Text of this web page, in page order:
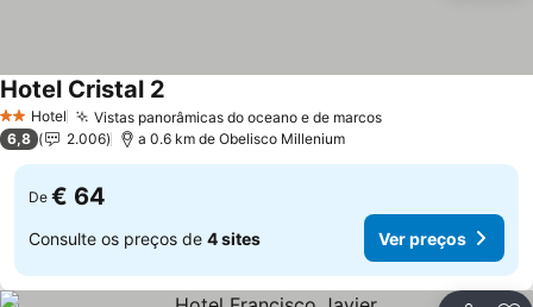
2 Estrelas
Hotel Vistas panorâmicas do oceano e de marcosVer preços
Hotel Cristal 2
6,8 2.006 a 0.6 km de Obelisco Millenium
De € 64
Consulte os preços de 4 sites Ver preços